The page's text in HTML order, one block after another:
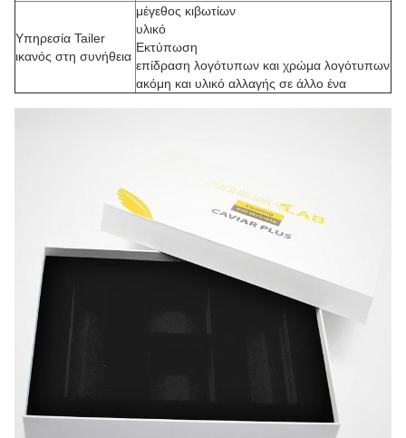
Υπηρεσία Tailer
ικανός στη συνήθεια
μέγεθος κιβωτίων
υλικό
Εκτύπωση
επίδραση λογότυπων και χρώμα λογότυπων
ακόμη και υλικό αλλαγής σε άλλο ένα